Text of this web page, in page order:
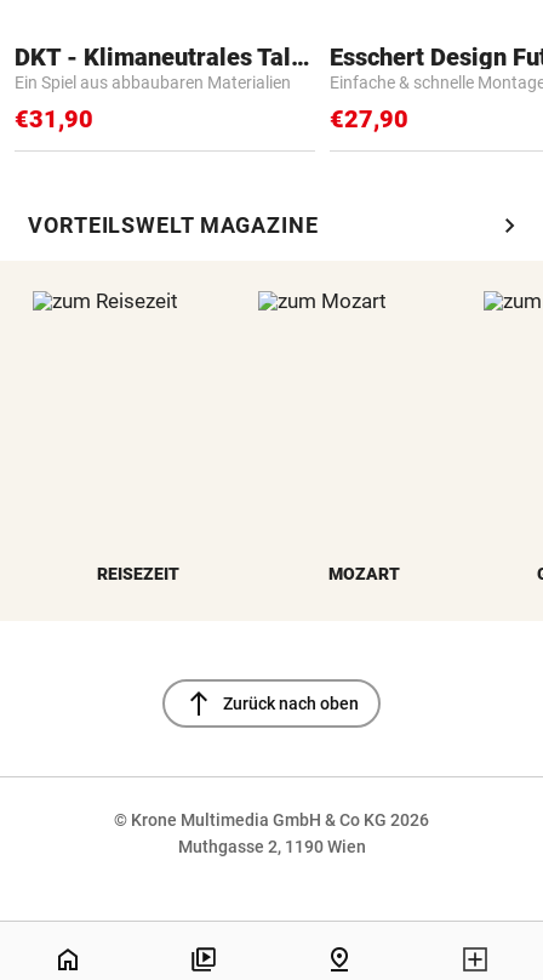
DKT - Klimaneutrales Talent
Ein Spiel aus abbaubaren Materialien
€31,90
Einfache & schnelle
€27,90
VORTEILSWELT MAGAZINE chevron_right
REISEZEIT MOZART
north Zurück nach oben
© Krone Multimedia GmbH & Co KG 2026
Muthgasse 2, 1190 Wien
home pin_drop
NaN%